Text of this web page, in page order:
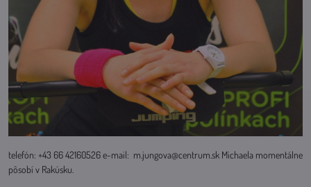
telefón: +43 66 42160526 e-mail: m.jungova@centrum.sk Michaela momentálne
pôsobí v Rakúsku.